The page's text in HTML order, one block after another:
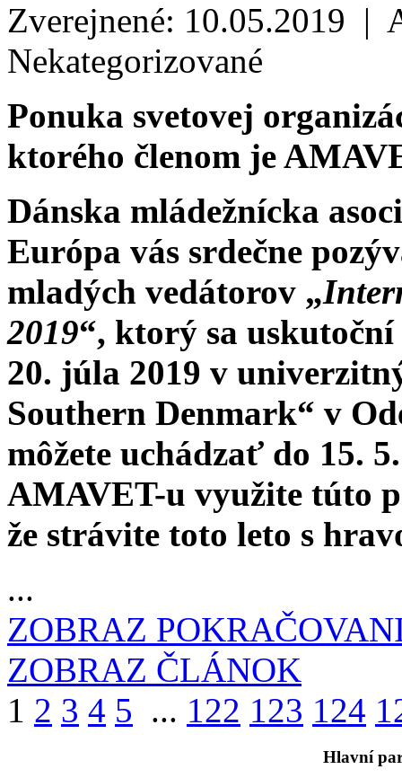
Zverejnené: 10.05.2019 |
Nekategorizované
Ponuka svetovej
ktorého členom je
Dánska mládežnícka
Európa vás srdečne
mladých vedátorov „
2019“, ktorý sa
20. júla 2019 v
Southern Denmark“ v
môžete uchádzať do 15.
AMAVET-u využite túto
že strávite toto leto s
...
ZOBRAZ
ZOBRAZ ČLÁNOK
1 2 3 4 5 ... 122 123 124
Hlavní